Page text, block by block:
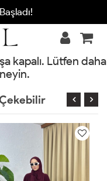
kapalı. Lütfen daha